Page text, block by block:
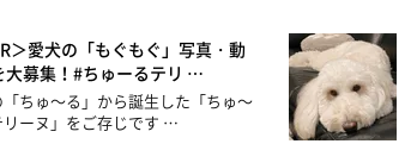
＞愛犬の「もぐもぐ」写真・動
大募集！#ちゅーるテリ …
「ちゅ～る」から誕生した「ちゅ～
リーヌ」をご存じです …